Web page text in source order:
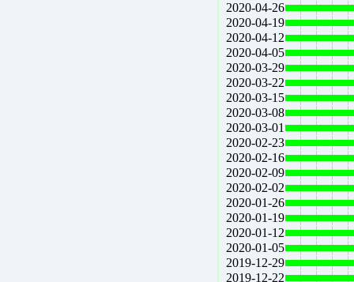
2020-04-26
2020-04-19
2020-04-12
2020-04-05
2020-03-29
2020-03-22
2020-03-15
2020-03-08
2020-03-01
2020-02-23
2020-02-16
2020-02-09
2020-02-02
2020-01-26
2020-01-19
2020-01-12
2020-01-05
2019-12-29
2019-12-22